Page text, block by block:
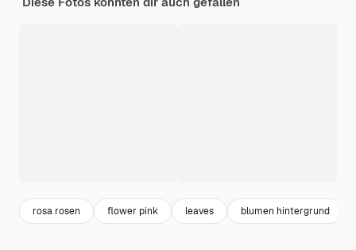
rosa rosen flower pink leaves blumen hintergrund